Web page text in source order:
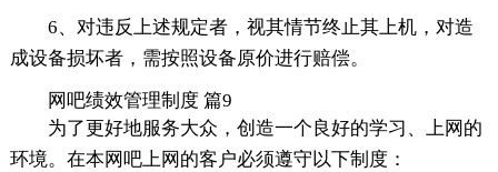
6、对违反上述规定者，视其情节终止其上机，对造
成设备损坏者，需按照设备原价进行赔偿。
网吧绩效管理制度 篇9
为了更好地服务大众，创造一个良好的学习、上网的
环境。在本网吧上网的客户必须遵守以下制度：